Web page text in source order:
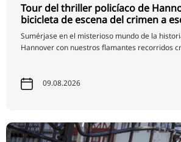
Tour del thriller policíaco de
bicicleta de escena del crimen a
Sumérjase en el misterioso mundo de la
Hannover con nuestros flamantes recorridos
09.08.2026